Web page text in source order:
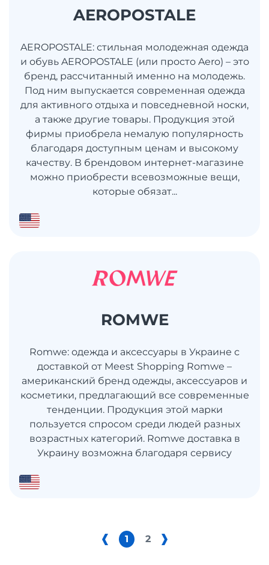
AEROPOSTALE
AEROPOSTALE: стильная молодежная одежда
и обувь AEROPOSTALE (или просто Aero) – это
бренд, рассчитанный именно на молодежь.
Под ним выпускается современная одежда
для активного отдыха и повседневной носки,
а также другие товары. Продукция этой
фирмы приобрела немалую популярность
благодаря доступным ценам и высокому
качеству. В брендовом интернет-магазине
можно приобрести всевозможные вещи,
которые обязат...
ROMWE
Romwe: одежда и аксессуары в Украине с
доставкой от Meest Shopping Romwe –
американский бренд одежды, аксессуаров и
косметики, предлагающий все современные
тенденции. Продукция этой марки
пользуется спросом среди людей разных
возрастных категорий. Romwe доставка в
Украину возможна благодаря сервису
1 2